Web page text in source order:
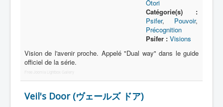
Lexique
Série
Ôtori
Catégorie(s) :
Psifer, Pouvoir,
Précognition
Psifer : Visions
Vision de l'avenir proche. Appelé "Dual way" dans le guide
officiel de la série.
Veil's Door (ヴェールズ ドア)